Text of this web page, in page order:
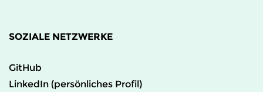
SOZIALE NETZWERKE
GitHub
LinkedIn (persönliches Profil)